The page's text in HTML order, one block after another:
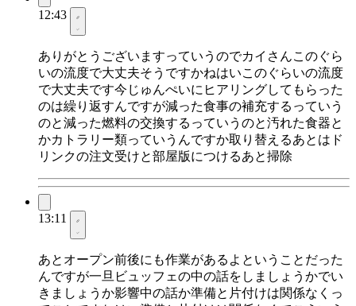
12:43
ありがとうございますっていうのでカイさんこのぐら
いの流度で大丈夫そうですかねはいこのぐらいの流度
で大丈夫です今じゅんぺいにヒアリングしてもらった
のは繰り返すんですが減った食事の補充するっていう
のと減った燃料の交換するっていうのと汚れた食器と
かカトラリー類っていうんですか取り替えるあとはド
リンクの注文受けと部屋版につけるあと掃除
13:11
あとオープン前後にも作業があるよということだった
んですが一旦ビュッフェの中の話をしましょうかでい
きましょうか影響中の話か準備と片付けは関係なくっ